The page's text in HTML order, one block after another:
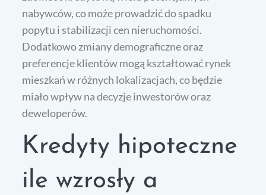
nabywców, co może prowadzić do spadku
popytu i stabilizacji cen nieruchomości.
Dodatkowo zmiany demograficzne oraz
preferencje klientów mogą kształtować rynek
mieszkań w różnych lokalizacjach, co będzie
miało wpływ na decyzje inwestorów oraz
deweloperów.
Kredyty hipoteczne
ile wzrosły a